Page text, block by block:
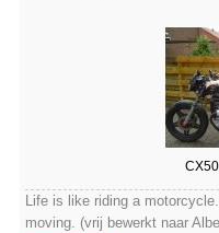
Life is like riding a
moving. (vrij bewerkt naar